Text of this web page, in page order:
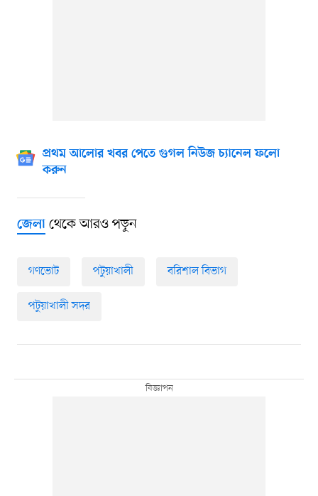
প্রথম আলোর খবর পেতে গুগল নিউজ চ্যানেল ফলো
করুন
জেলাথেকে আরও পড়ুন
গণভোট পটুয়াখালী বরিশাল বিভাগ
পটুয়াখালী সদর